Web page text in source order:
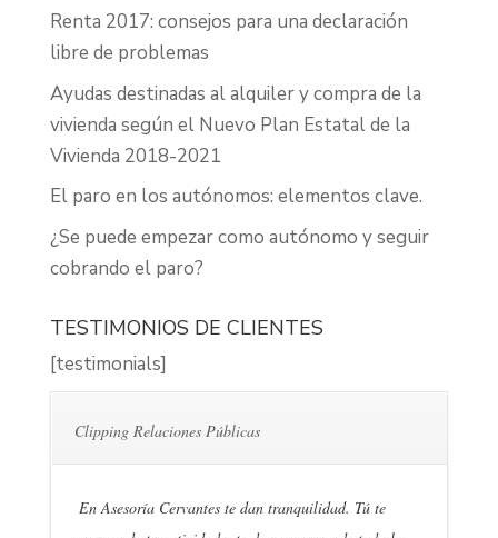
Renta 2017: consejos para una declaración
libre de problemas
Ayudas destinadas al alquiler y compra de la
vivienda según el Nuevo Plan Estatal de la
Vivienda 2018-2021
El paro en los autónomos: elementos clave.
¿Se puede empezar como autónomo y seguir
cobrando el paro?
TESTIMONIOS DE CLIENTES
[testimonials]
Clipping Relaciones Públicas
En Asesoría Cervantes te dan tranquilidad. Tú te